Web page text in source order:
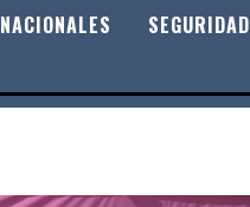
NACIONALES SEGURIDAD